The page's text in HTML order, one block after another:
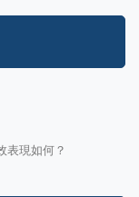
表現如何？